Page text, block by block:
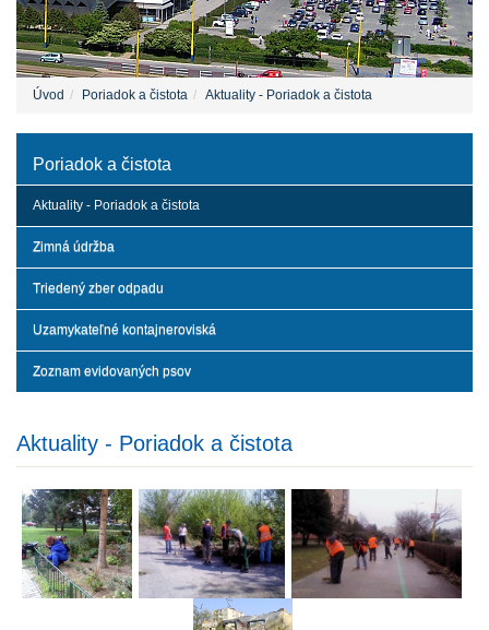
Úvod Poriadok a čistota Aktuality - Poriadok a čistota
Poriadok a čistota
Aktuality - Poriadok a čistota
Zimná údržba
Triedený zber odpadu
Uzamykateľné kontajneroviská
Zoznam evidovaných psov
Aktuality - Poriadok a čistota